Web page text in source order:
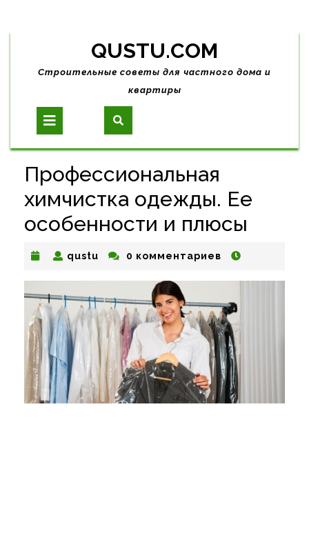
Skip
content
QUSTU.COM
Строительные советы для частного дома и
квартиры
Open
Button
Профессиональная
химчистка одежды. Ее
особенности и плюсы
qustu qustu0 комментариев